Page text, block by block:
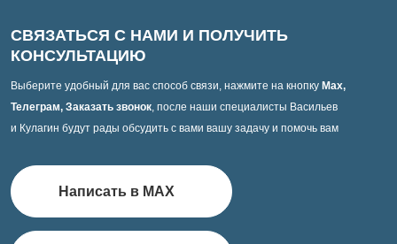
СВЯЗАТЬСЯ С НАМИ И ПОЛУЧИТЬ
КОНСУЛЬТАЦИЮ
Выберите удобный для вас способ связи, нажмите на кнопку Max,
Телеграм, Заказать звонок, после наши специалисты Васильев
и Кулагин будут рады обсудить с вами вашу задачу и помочь вам
Написать в MAX